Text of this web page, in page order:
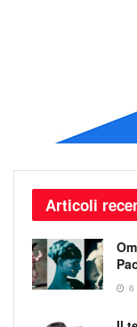
Articoli
6